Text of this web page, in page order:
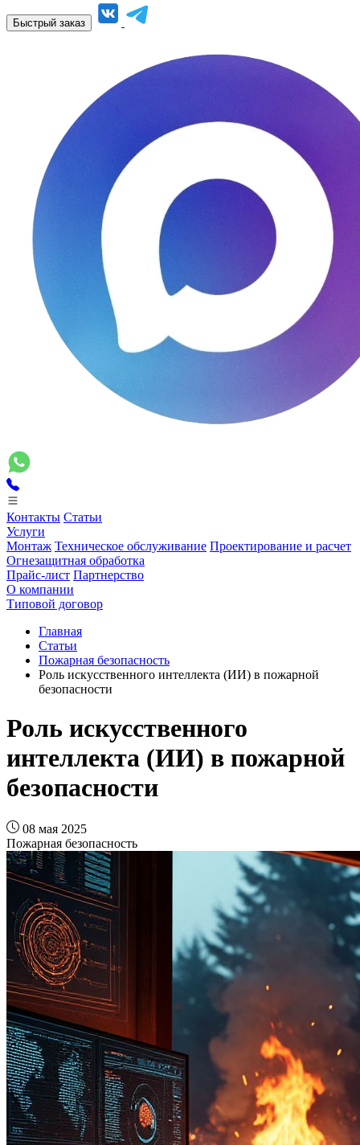
Быстрый заказ
Контакты Статьи
Услуги
Монтаж Техническое обслуживание Проектирование и расчет
Огнезащитная обработка
Прайс-лист Партнерство
О компании
Типовой договор
Главная
Статьи
Пожарная безопасность
Роль искусственного интеллекта (ИИ) в пожарной
безопасности
Роль искусственного
интеллекта (ИИ) в пожарной
безопасности
08 мая 2025
Пожарная безопасность